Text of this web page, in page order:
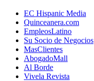
EC Hispanic Media
Quinceanera.com
EmpleosLatino
Su Socio de Negocios
MasClientes
AbogadoMall
Al Borde
Vivela Revista